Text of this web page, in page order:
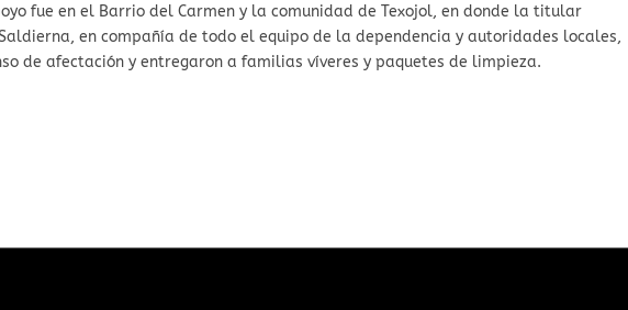
fue en el Barrio del Carmen y la comunidad de Texojol, en donde la titular
en compañía de todo el equipo de la dependencia y autoridades locales,
de afectación y entregaron a familias víveres y paquetes de limpieza.